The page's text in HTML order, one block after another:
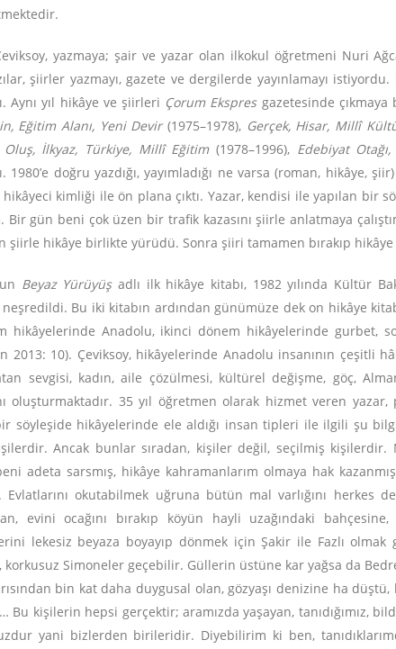
yazmaya; şair ve yazar olan ilkokul öğretmeni Nuri
şiirler yazmayı, gazete ve dergilerde yayınlamayı istiyordu.
Aynı yıl hikâye ve şiirleri Çorum Ekspresgazetesinde çıkmaya
Eğitim Alanı, Yeni Devir(1975–1978), Gerçek, Hisar, Millî
Oluş, İlkyaz, Türkiye, Millî Eğitim(1978–1996), Edebiyat
1980’e doğru yazdığı, yayımladığı ne varsa (roman,
kimliği ile ön plana çıktı. Yazar, kendisi ile yapılan bir
Bir gün beni çok üzen bir trafik kazasını şiirle anlatmaya
şiirle hikâye birlikte yürüdü. Sonra şiiri tamamen bırakıp
Beyaz Yürüyüşadlı ilk hikâye kitabı, 1982 yılında Kültür
neşredildi. Bu iki kitabın ardından günümüze dek on hikâye
hikâyelerinde Anadolu, ikinci dönem hikâyelerinde gurbet,
2013: 10). Çeviksoy, hikâyelerinde Anadolu insanının
sevgisi, kadın, aile çözülmesi, kültürel değişme, göç,
oluşturmaktadır. 35 yıl öğretmen olarak hizmet veren
söyleşide hikâyelerinde ele aldığı insan tipleri ile ilgili şu
Ancak bunlar sıradan, kişiler değil, seçilmiş
adeta sarsmış, hikâye kahramanlarım olmaya hak
Evlatlarını okutabilmek uğruna bütün mal varlığını herkes
evini ocağını bırakıp köyün hayli uzağındaki
lekesiz beyaza boyayıp dönmek için Şakir ile Fazlı olmak
korkusuz Simoneler geçebilir. Güllerin üstüne kar yağsa da
bin kat daha duygusal olan, gözyaşı denizine ha
Bu kişilerin hepsi gerçektir; aramızda yaşayan, tanıdığımız,
yani bizlerden birileridir. Diyebilirim ki ben,